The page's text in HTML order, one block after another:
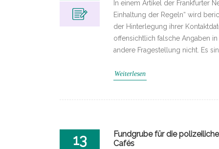
In einem Artikel der Frankfurter
Einhaltung der Regeln“ wird
der Hinterlegung ihrer
offensichtlich falsche Angaben
andere Fragestellung nicht. Es
Weiterlesen
13
Fundgrube für die
Cafés